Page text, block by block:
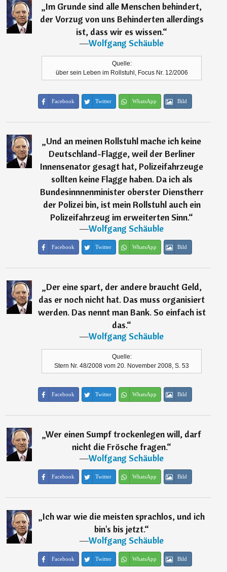
„Im Grunde sind alle Menschen behindert,
der Vorzug von uns Behinderten allerdings
ist, dass wir es wissen.“
―Wolfgang Schäuble
Quelle:
über sein Leben im Rollstuhl, Focus Nr. 12/2006
Facebook Twitter WhatsApp Bild
„Und an meinen Rollstuhl mache ich keine
Deutschland-Flagge, weil der Berliner
Innensenator gesagt hat, Polizeifahrzeuge
sollten keine Flagge haben. Da ich als
Bundesinnnenminister oberster Dienstherr
der Polizei bin, ist mein Rollstuhl auch ein
Polizeifahrzeug im erweiterten Sinn.“
―Wolfgang Schäuble
Facebook Twitter WhatsApp Bild
„Der eine spart, der andere braucht Geld,
das er noch nicht hat. Das muss organisiert
werden. Das nennt man Bank. So einfach ist
das.“
―Wolfgang Schäuble
Quelle:
Stern Nr. 48/2008 vom 20. November 2008, S. 53
Facebook Twitter WhatsApp Bild
„Wer einen Sumpf trockenlegen will, darf
nicht die Frösche fragen.“
―Wolfgang Schäuble
Facebook Twitter WhatsApp Bild
„Ich war wie die meisten sprachlos, und ich
bin's bis jetzt.“
―Wolfgang Schäuble
Facebook Twitter WhatsApp Bild